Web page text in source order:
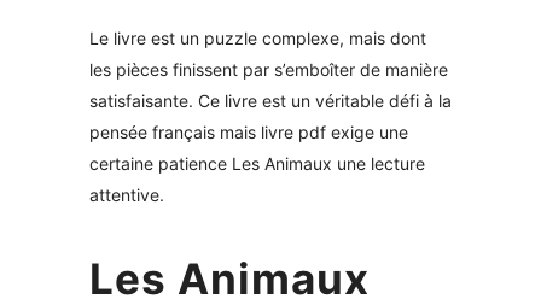
Le livre est un puzzle complexe, mais dont
les pièces finissent par s’emboîter de manière
satisfaisante. Ce livre est un véritable défi à la
pensée français mais livre pdf exige une
certaine patience Les Animaux une lecture
attentive.
Les Animaux